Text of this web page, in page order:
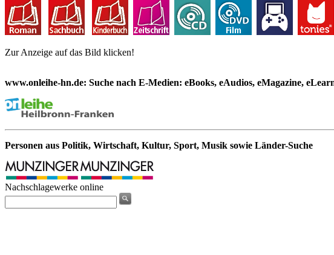
Zur Anzeige auf das Bild klicken!
www.onleihe-hn.de: Suche nach E-Medien: eBooks, eAudios, eMagazine,
Personen aus Politik, Wirtschaft, Kultur, Sport, Musik sowie Länder-Suche
Nachschlagewerke online